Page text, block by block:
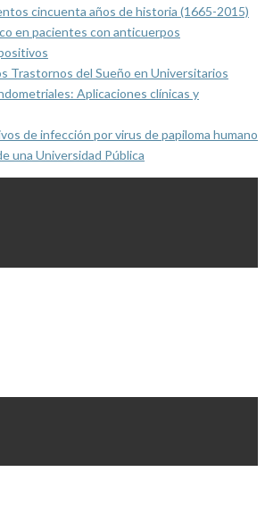
cincuenta años de historia (1665-2015)
en pacientes con anticuerpos
Trastornos del Sueño en Universitarios
Aplicaciones clínicas y
de infección por virus de papiloma humano
una Universidad Pública